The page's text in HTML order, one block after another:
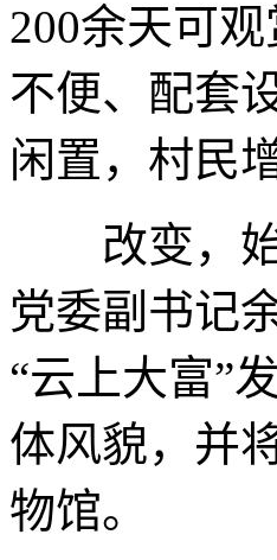
200余天可
不便、配套
闲置，村民
改变，始
党委副书记
“云上大富”
体风貌，并
物馆。